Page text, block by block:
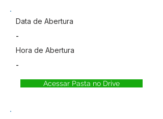
Data de Abertura
-
Hora de Abertura
-
Acessar Pasta no Drive